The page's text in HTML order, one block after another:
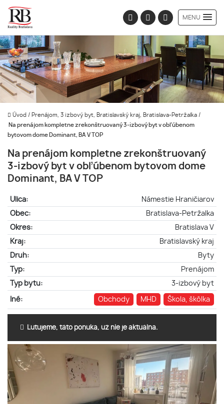
MENU
Úvod / Prenájom, 3 izbový byt, Bratislavský kraj, Bratislava-Petržalka /
Na prenájom kompletne zrekonštruovaný 3-izbový byt v obľúbenom
bytovom dome Dominant, BA V TOP
Na prenájom kompletne zrekonštruovaný
3-izbový byt v obľúbenom bytovom dome
Dominant, BA V TOP
Ulica:
Námestie Hraničiarov
Obec:
Bratislava-Petržalka
Okres:
Bratislava V
Kraj:
Bratislavský kraj
Druh:
Byty
Typ:
Prenájom
Typ bytu:
3-izbový byt
Iné: Obchody MHD Škola, škôlka
Ľutujeme, táto ponuka, už nie je aktuálna.